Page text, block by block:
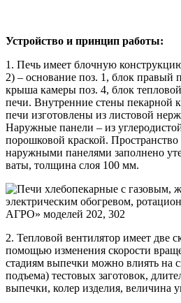
Устройство и принцип работы:
1. Печь имеет блочную
2) – основание поз. 1, блок правый
крыша камеры поз. 4, блок
печи. Внутренние стены пекарной
печи изготовлены из листовой
Наружные панели – из
порошковой краской.
наружными панелями заполнено
ваты, толщина слоя 100 мм.
2. Тепловой вентилятор имеет две
помощью изменения скорости
стадиям выпечки можно влиять на
подъема) тестовых заготовок,
выпечки, колер изделия, величина